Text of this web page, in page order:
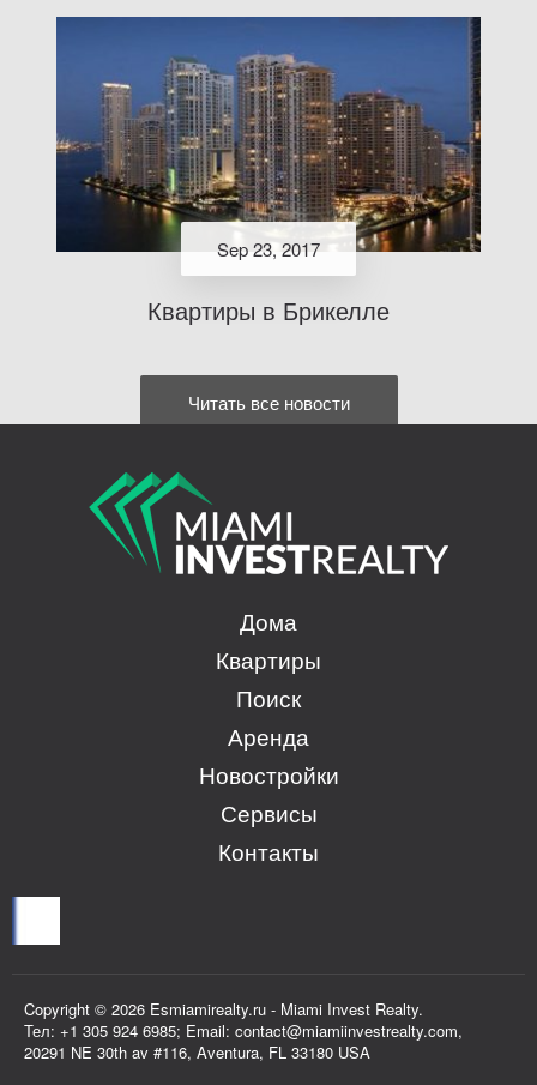
Sep 23, 2017
Квартиры в Брикелле
Читать все новости
Дома
Квартиры
Поиск
Аренда
Новостройки
Сервисы
Контакты
Copyright © 2026 Esmiamirealty.ru - Miami Invest Realty.
Тел: +1 305 924 6985; Email: contact@miamiinvestrealty.com,
20291 NE 30th av #116, Aventura, FL 33180 USA